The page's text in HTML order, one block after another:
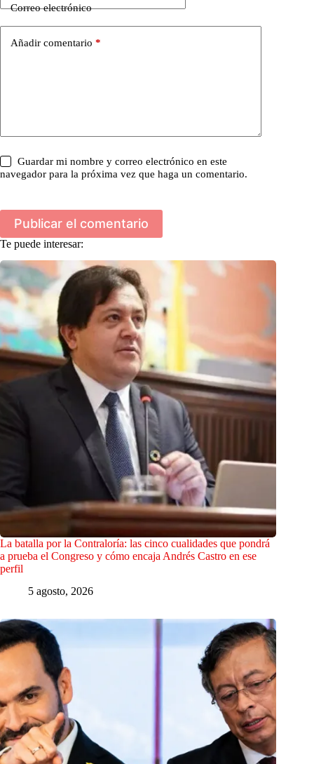
Correo electrónico
Añadir comentario *
Guardar mi nombre y correo electrónico en este
navegador para la próxima vez que haga un comentario.
Publicar el comentario
Te puede interesar:
La batalla por la Contraloría: las cinco cualidades que pondrá
a prueba el Congreso y cómo encaja Andrés Castro en ese
perfil
5 agosto, 2026